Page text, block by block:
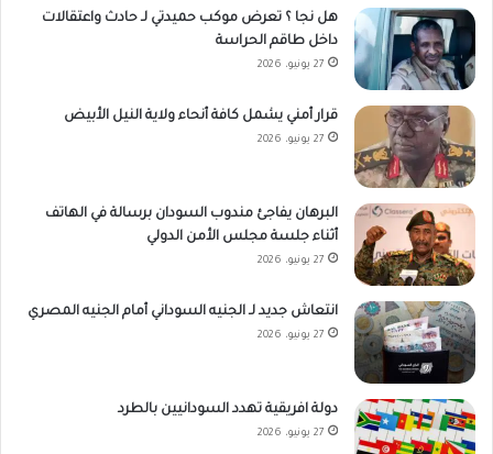
هل نجا ؟ تعرض موكب حميدتي لـ حادث واعتقالات
داخل طاقم الحراسة
27 يونيو، 2026
قرار أمني يشمل كافة أنحاء ولاية النيل الأبيض
27 يونيو، 2026
البرهان يفاجئ مندوب السودان برسالة في الهاتف
أثناء جلسة مجلس الأمن الدولي
27 يونيو، 2026
انتعاش جديد لـ الجنيه السوداني أمام الجنيه المصري
27 يونيو، 2026
دولة افريقية تهدد السودانيين بالطرد
27 يونيو، 2026